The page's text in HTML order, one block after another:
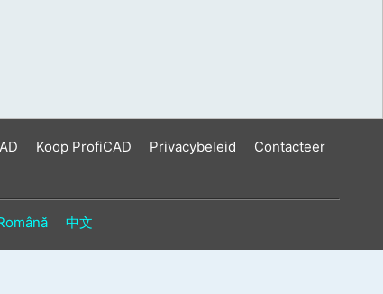
Koop ProfiCAD Privacybeleid
Contacteer
中文